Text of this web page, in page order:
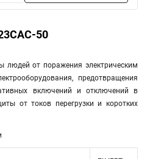
50
людей от поражения электрическим
предотвращения
включений и отключений в
от токов перегрузки и коротких